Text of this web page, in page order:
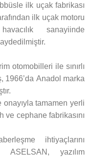
ilk uçak fabrikası
ilk uçak motoru
sanayiinde
otomobilleri ile sınırlı
1966’da Anadol marka
onayıyla tamamen yerli
cephane fabrikasını
ihtiyaçlarını
ASELSAN, yazılım